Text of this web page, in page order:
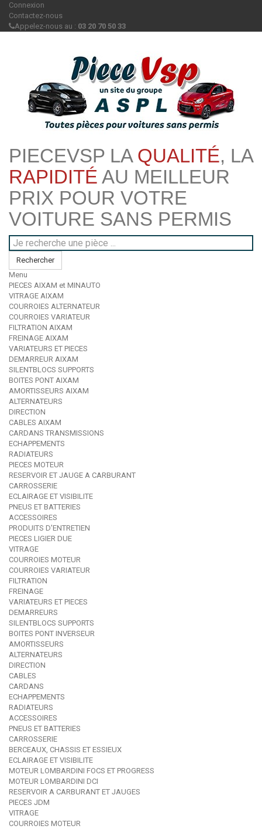
Connexion
Contactez-nous
Appelez-nous au : 03 20 70 50 33
PIECEVSP LA QUALITÉ, LA
RAPIDITÉ AU MEILLEUR
PRIX POUR VOTRE
VOITURE SANS PERMIS
Rechercher
Menu
PIECES AIXAM et MINAUTO
VITRAGE AIXAM
COURROIES ALTERNATEUR
COURROIES VARIATEUR
FILTRATION AIXAM
FREINAGE AIXAM
VARIATEURS ET PIECES
DEMARREUR AIXAM
SILENTBLOCS SUPPORTS
BOITES PONT AIXAM
AMORTISSEURS AIXAM
ALTERNATEURS
DIRECTION
CABLES AIXAM
CARDANS TRANSMISSIONS
ECHAPPEMENTS
RADIATEURS
PIECES MOTEUR
RESERVOIR ET JAUGE A CARBURANT
CARROSSERIE
ECLAIRAGE ET VISIBILITE
PNEUS ET BATTERIES
ACCESSOIRES
PRODUITS D'ENTRETIEN
PIECES LIGIER DUE
VITRAGE
COURROIES MOTEUR
COURROIES VARIATEUR
FILTRATION
FREINAGE
VARIATEURS ET PIECES
DEMARREURS
SILENTBLOCS SUPPORTS
BOITES PONT INVERSEUR
AMORTISSEURS
ALTERNATEURS
DIRECTION
CABLES
CARDANS
ECHAPPEMENTS
RADIATEURS
ACCESSOIRES
PNEUS ET BATTERIES
CARROSSERIE
BERCEAUX, CHASSIS ET ESSIEUX
ECLAIRAGE ET VISIBILITE
MOTEUR LOMBARDINI FOCS ET PROGRESS
MOTEUR LOMBARDINI DCI
RESERVOIR A CARBURANT ET JAUGES
PIECES JDM
VITRAGE
COURROIES MOTEUR